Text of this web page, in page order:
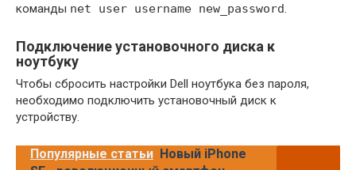
команды net user username new_password.
Подключение установочного диска к
ноутбуку
Чтобы сбросить настройки Dell ноутбука без пароля,
необходимо подключить установочный диск к
устройству.
Популярные статьи Новый iPhone